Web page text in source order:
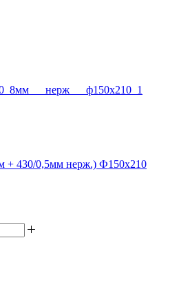
+ 430/0,5мм нерж.) Ф150х210